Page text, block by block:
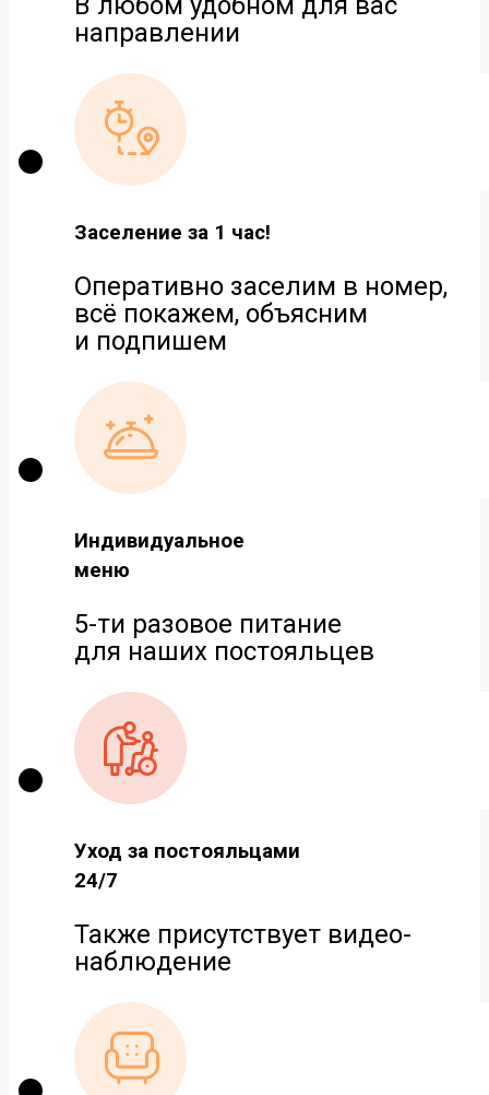
направлении
Заселение за 1 час!
Оперативно заселим в номер,
всё покажем, объясним
и подпишем
Индивидуальное
меню
5-ти разовое питание
для наших постояльцев
Уход за постояльцами
24/7
Также присутствует видео-
наблюдение